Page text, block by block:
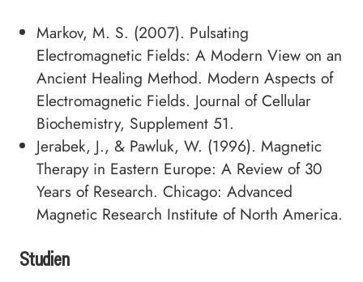
Markov, M. S. (2007). Pulsating
Electromagnetic Fields: A Modern View on an
Ancient Healing Method. Modern Aspects of
Electromagnetic Fields. Journal of Cellular
Biochemistry, Supplement 51.
Jerabek, J., & Pawluk, W. (1996). Magnetic
Therapy in Eastern Europe: A Review of 30
Years of Research. Chicago: Advanced
Magnetic Research Institute of North America.
Studien